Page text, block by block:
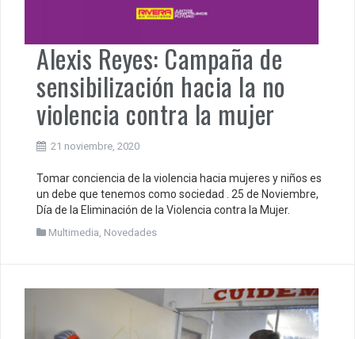
Alexis Reyes: Campaña de
sensibilización hacia la no
violencia contra la mujer
21 noviembre, 2020
Tomar conciencia de la violencia hacia mujeres y niños es
un debe que tenemos como sociedad . 25 de Noviembre,
Día de la Eliminación de la Violencia contra la Mujer.
Multimedia, Novedades